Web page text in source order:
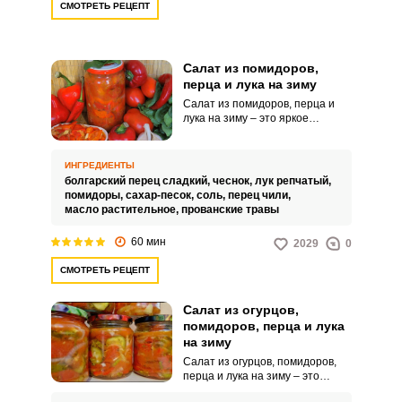
СМОТРЕТЬ РЕЦЕПТ
Салат из помидоров,
перца и лука на зиму
Салат из помидоров, перца и
лука на зиму – это яркое
подают самостоятельно или
используют в качестве соуса к
рису, макаронам или отварному
картофелю.
ИНГРЕДИЕНТЫ
болгарский перец сладкий, чеснок, лук репчатый,
помидоры, сахар-песок, соль, перец чили,
масло растительное, прованские травы
60 мин 2029 0
СМОТРЕТЬ РЕЦЕПТ
Салат из огурцов,
помидоров, перца и лука
на зиму
Салат из огурцов, помидоров,
перца и лука на зиму – это